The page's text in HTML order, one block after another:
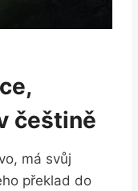
češtině
má svůj
překlad do